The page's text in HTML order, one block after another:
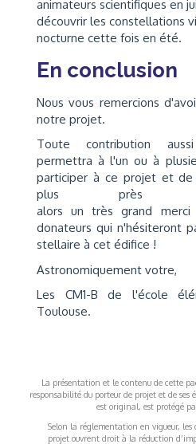
animateurs scientifiques en
découvrir les constellations
nocturne cette fois en été.
En conclusion
Nous vous remercions
notre projet.
Toute contribution
permettra à l'un ou à
participer à ce projet et de
plus près
alors un très grand
donateurs qui n'hésiteront
stellaire à cet édifice !
Astronomiquement votre,
Les CM1-B de l'école
Toulouse.
La présentation et le contenu de cette
responsabilité du porteur de projet et de
est original, est protégé
Selon la réglementation en vigueur, les
projet ouvrent droit à la réduction